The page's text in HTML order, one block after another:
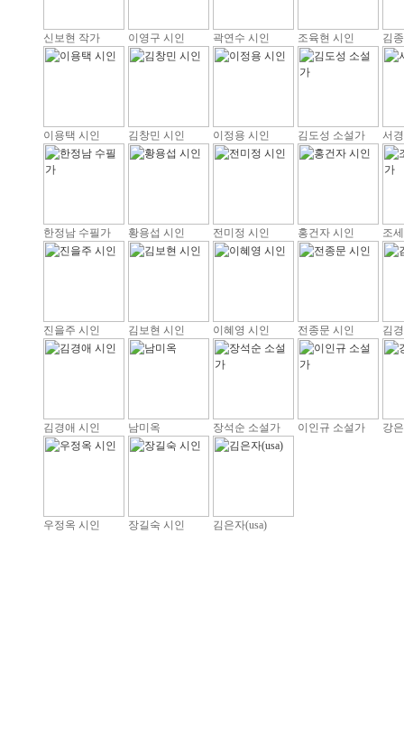
신보현 작가 이영구 시인 곽연수 시인 조육현 시인 김
이용택 시인 김창민 시인 이정용 시인 김도성 소설가 서
한정남 수필가 황용섭 시인 전미정 시인 홍건자 시인 조
진을주 시인 김보현 시인 이혜영 시인 전종문 시인 김
김경애 시인 남미옥 장석순 소설가 이인규 소설가 강
우정옥 시인 장길숙 시인 김은자(usa)